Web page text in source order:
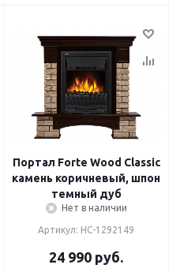
Портал Forte Wood Classic
камень коричневый, шпон
темный дуб
Нет в наличии
Артикул: НС-1292149
24 990 руб.